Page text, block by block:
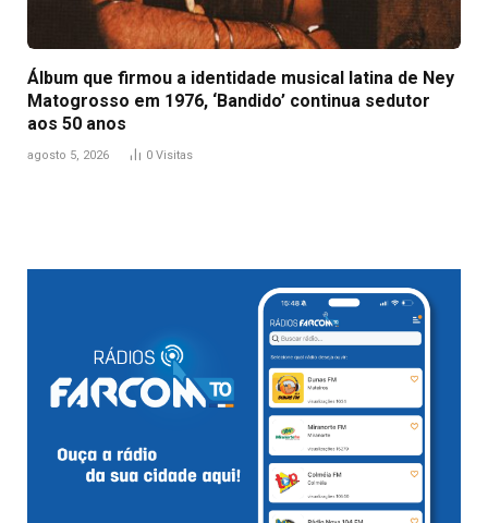
Álbum que firmou a identidade musical latina de Ney
Matogrosso em 1976, ‘Bandido’ continua sedutor
aos 50 anos
agosto 5, 2026 0 Visitas